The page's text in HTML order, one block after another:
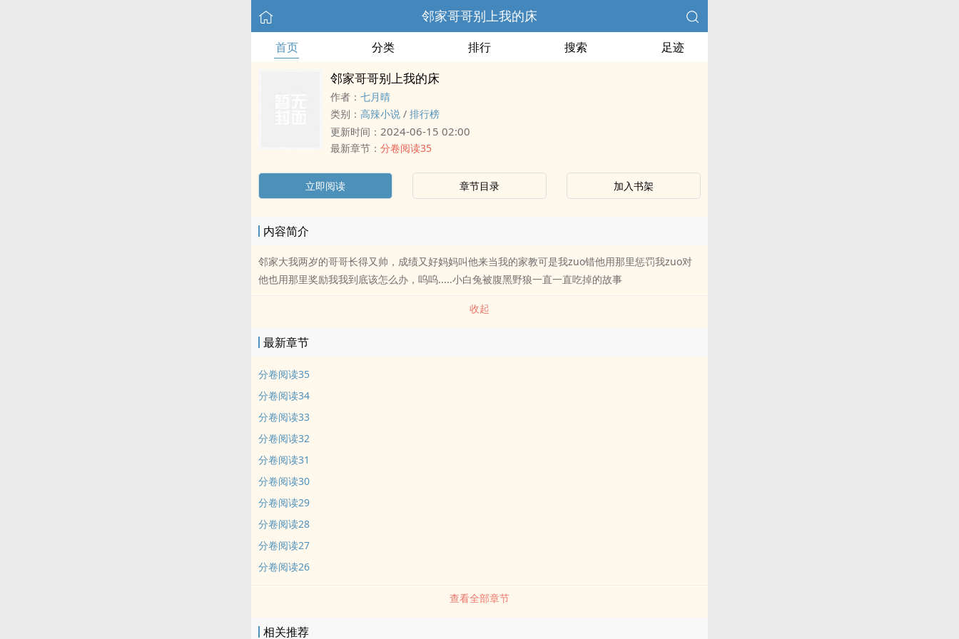
邻家哥哥别上我的床
首页 分类 排行 搜索 足迹
邻家哥哥别上我的床
作者： 七月晴
类别： 高辣小说 / 排行榜
更新时间： 2024-06-15 02:00
最新章节： 分卷阅读35
立即阅读 章节目录 加入书架
内容简介
邻家大我两岁的哥哥长得又帅，成绩又好妈妈叫他来当我的家教可是我zuo错他用那里惩罚我zuo对
他也用那里奖励我我到底该怎么办，呜呜.....小白兔被腹黑野狼一直一直吃掉的故事
收起
最新章节
分卷阅读35
分卷阅读34
分卷阅读33
分卷阅读32
分卷阅读31
分卷阅读30
分卷阅读29
分卷阅读28
分卷阅读27
分卷阅读26
查看全部章节
相关推荐